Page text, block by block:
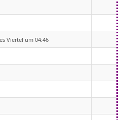
Viertel um 04:46